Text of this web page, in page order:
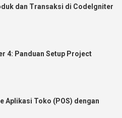
dan Transaksi di CodeIgniter
4: Panduan Setup Project
Aplikasi Toko (POS) dengan